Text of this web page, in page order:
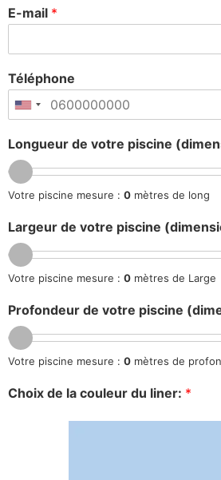
E-mail *
Téléphone
Longueur de votre piscine
Votre piscine mesure : 0 mètres de long
Largeur de votre piscine
Votre piscine mesure : 0 mètres de Large
Profondeur de votre piscine
Votre piscine mesure : 0 mètres de
Choix de la couleur du liner: *